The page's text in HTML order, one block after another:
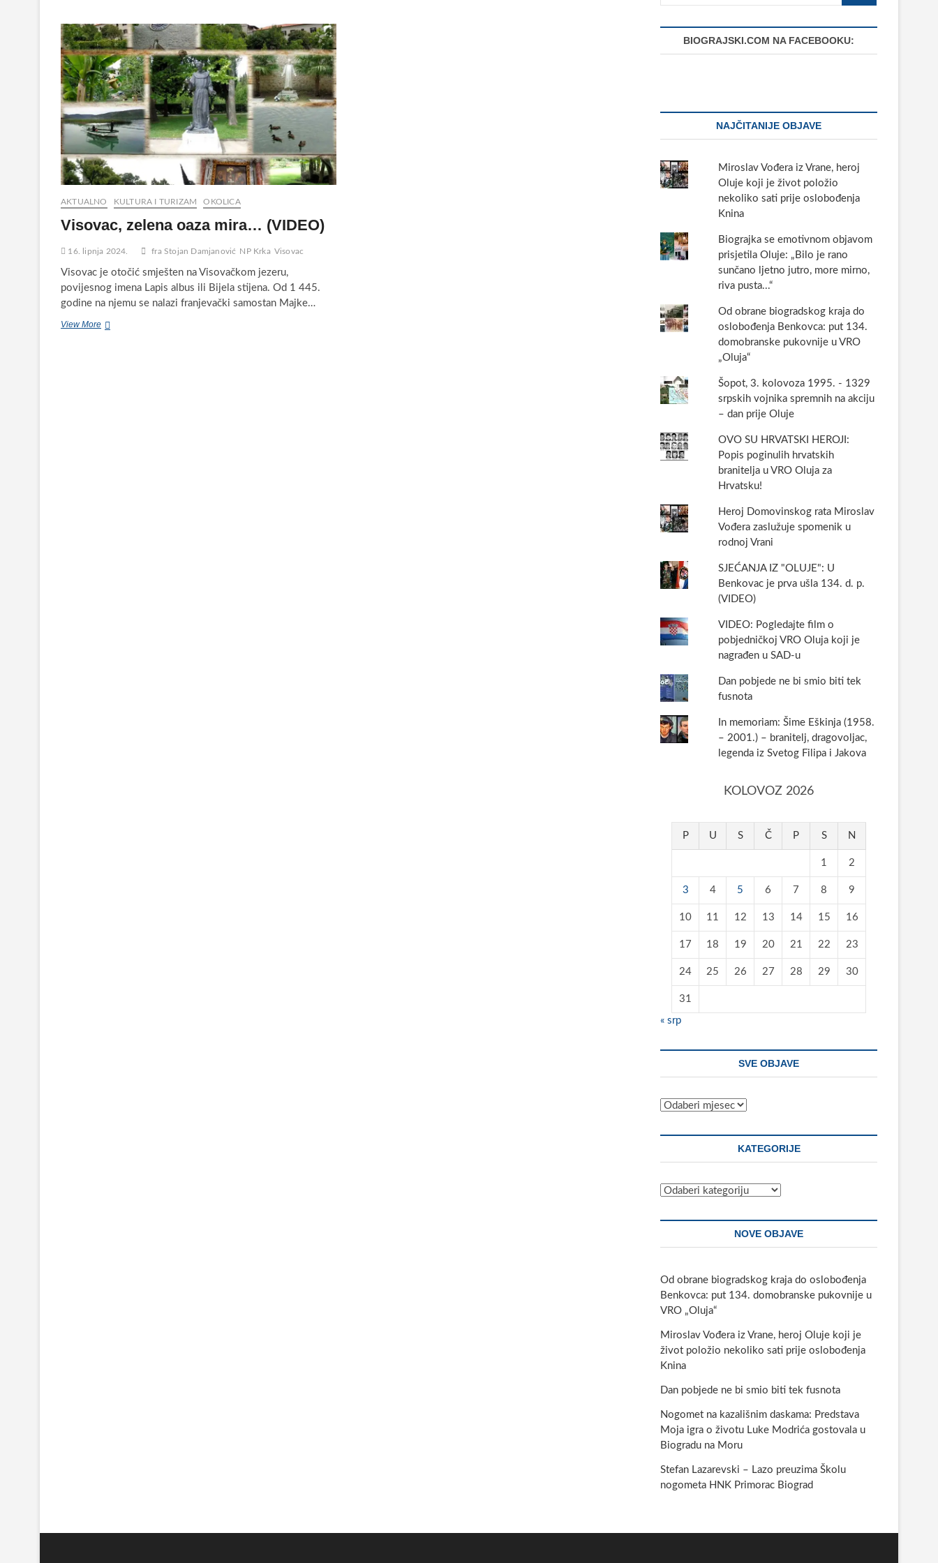
AKTUALNO KULTURA I TURIZAM OKOLICA
Visovac, zelena oaza mira… (VIDEO)
16. lipnja 2024. fra Stojan Damjanović NP Krka Visovac
Visovac je otočić smješten na Visovačkom jezeru,
povijesnog imena Lapis albus ili Bijela stijena. Od 1 445.
godine na njemu se nalazi franjevački samostan Majke…
View MoreVisovac,
BIOGRAJSKI.COM NA FACEBOOKU:
NAJČITANIJE OBJAVE
Miroslav Vođera iz Vrane, heroj
Oluje koji je život položio
nekoliko sati prije oslobođenja
Knina
Biograjka se emotivnom objavom
prisjetila Oluje: „Bilo je rano
sunčano ljetno jutro, more mirno,
riva pusta...“
Od obrane biogradskog kraja do
oslobođenja Benkovca: put 134.
domobranske pukovnije u VRO
„Oluja“
Šopot, 3. kolovoza 1995. - 1329
srpskih vojnika spremnih na akciju
– dan prije Oluje
OVO SU HRVATSKI HEROJI:
Popis poginulih hrvatskih
branitelja u VRO Oluja za
Hrvatsku!
Heroj Domovinskog rata Miroslav
Vođera zaslužuje spomenik u
rodnoj Vrani
SJEĆANJA IZ "OLUJE": U
Benkovac je prva ušla 134. d. p.
(VIDEO)
VIDEO: Pogledajte film o
pobjedničkoj VRO Oluja koji je
nagrađen u SAD-u
Dan pobjede ne bi smio biti tek
fusnota
In memoriam: Šime Eškinja (1958.
– 2001.) – branitelj, dragovoljac,
legenda iz Svetog Filipa i Jakova
KOLOVOZ 2026
P U S Č P S N
1 2
3 4 5 6 7 8 9
10 11 12 13 14 15 16
17 18 19 20 21 22 23
24 25 26 27 28 29 30
31
« srp
SVE OBJAVE
Sve
KATEGORIJE
Kategorije
NOVE OBJAVE
Od obrane biogradskog kraja do oslobođenja
Benkovca: put 134. domobranske pukovnije u
VRO „Oluja“
Miroslav Vođera iz Vrane, heroj Oluje koji je
život položio nekoliko sati prije oslobođenja
Knina
Dan pobjede ne bi smio biti tek fusnota
Nogomet na kazališnim daskama: Predstava
Moja igra o životu Luke Modrića gostovala u
Biogradu na Moru
Stefan Lazarevski – Lazo preuzima Školu
nogometa HNK Primorac Biograd